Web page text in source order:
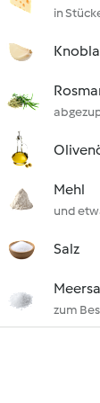
in
Mehl
und
Salz
zum